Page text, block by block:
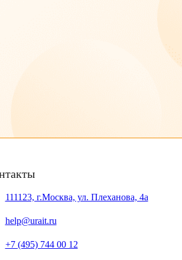
111123, г.Москва, ул. Плеханова, 4а
help@urait.ru
+7 (495) 744 00 12